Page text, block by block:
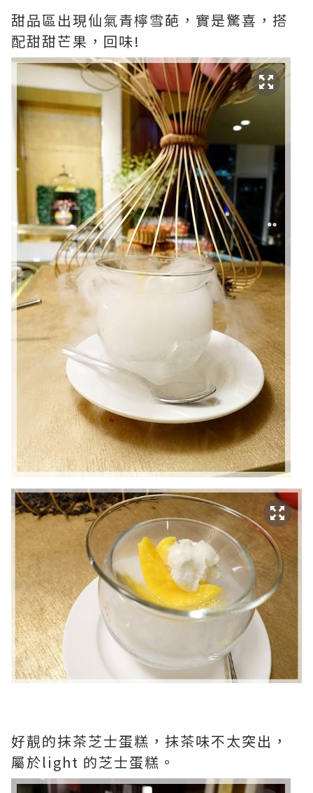
甜品區出現仙氣青檸雪葩，實是驚喜，搭
配甜甜芒果，回味!
好靚的抹茶芝士蛋糕，抹茶味不太突出，
屬於light 的芝士蛋糕。